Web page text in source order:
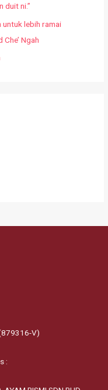
duit ni.”
untuk lebih ramai
Ngah
(879316-V)
: